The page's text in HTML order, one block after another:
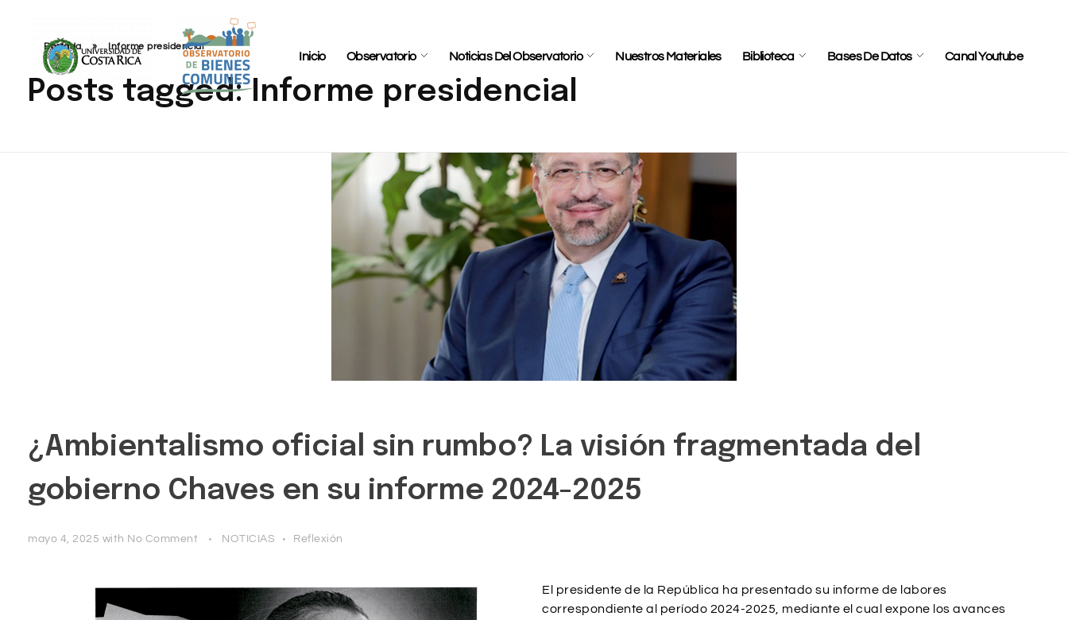
Inicio Observatorio Noticias Del Observatorio Nuestros Materiales Biblioteca Bases De Datos Canal Youtube
Portada » Informe presidencial
Posts tagged: Informe presidencial
¿Ambientalismo oficial sin rumbo? La visión fragmentada del
gobierno Chaves en su informe 2024-2025
mayo 4, 2025 with No Comment NOTICIAS Reflexión
El presidente de la República ha presentado su informe de labores
correspondiente al período 2024-2025, mediante el cual expone los avances